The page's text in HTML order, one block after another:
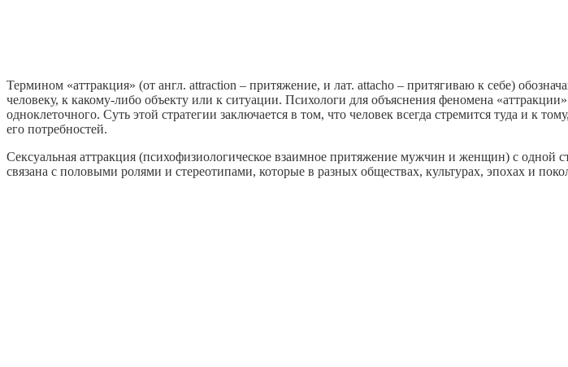
Термином «аттракция» (от англ. attraction – притяжение, и лат. attacho – притягиваю к себе)
человеку, к какому-либо объекту или к ситуации. Психологи для объяснения феномена
одноклеточного. Суть этой стратегии заключается в том, что человек всегда стремится туда и к
его потребностей.
Сексуальная аттракция (психофизиологическое взаимное притяжение мужчин и женщин) с одной
связана с половыми ролями и стереотипами, которые в разных обществах, культурах, эпохах и